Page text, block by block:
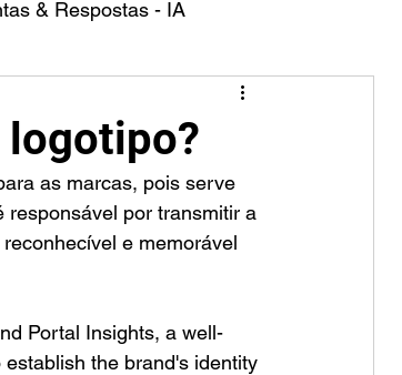
& Respostas - IA
responsável por transmitir a
e memorável
Portal Insights, a well-
the brand's identity